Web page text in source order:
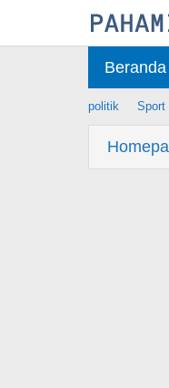
Beranda
politik Sport